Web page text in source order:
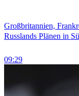
Großbritannien,
Russlands Plänen in
09:29